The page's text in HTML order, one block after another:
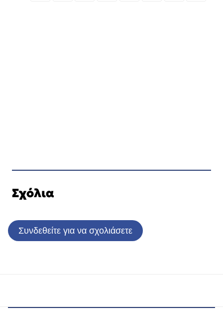
Σχόλια
Συνδεθείτε για να σχολιάσετε